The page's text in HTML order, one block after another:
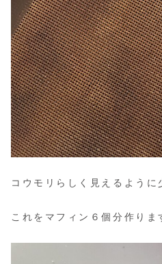
コウモリらしく見えるように
これをマフィン６個分作りま